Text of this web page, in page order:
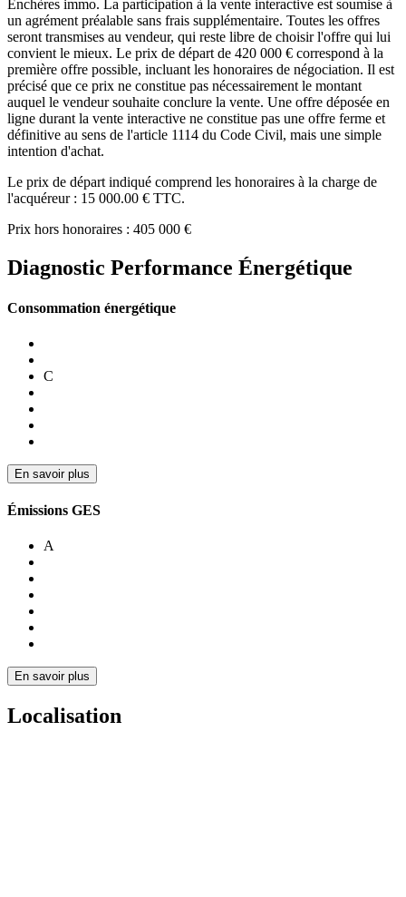
Enchères immo. La participation à la vente interactive est soumise à
un agrément préalable sans frais supplémentaire. Toutes les offres
seront transmises au vendeur, qui reste libre de choisir l'offre qui lui
convient le mieux. Le prix de départ de 420 000 € correspond à la
première offre possible, incluant les honoraires de négociation. Il est
précisé que ce prix ne constitue pas nécessairement le montant
auquel le vendeur souhaite conclure la vente. Une offre déposée en
ligne durant la vente interactive ne constitue pas une offre ferme et
définitive au sens de l'article 1114 du Code Civil, mais une simple
intention d'achat.
Le prix de départ indiqué comprend les honoraires à la charge de
l'acquéreur : 15 000.00 € TTC.
Prix hors honoraires : 405 000 €
Diagnostic Performance Énergétique
Consommation énergétique
C
En savoir plus
Émissions GES
A
En savoir plus
Localisation